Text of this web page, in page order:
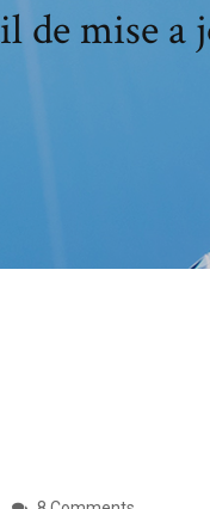
de mise a